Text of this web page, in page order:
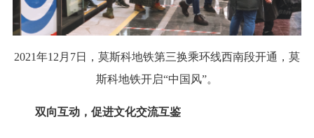
2021年12月7日，莫斯科地铁第三换乘环线西南段开通，莫
斯科地铁开启“中国风”。
双向互动，促进文化交流互鉴